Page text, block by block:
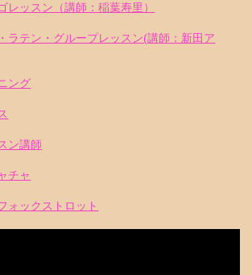
レッスン（講師：稲葉寿里）
ラテン・グループレッスン(講師：新田ア
ング
ン講師
チャ
ォックストロット